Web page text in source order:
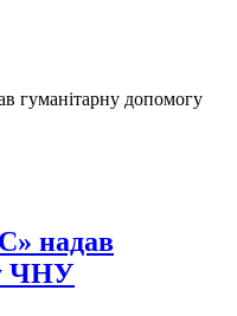
допомогу
надав
ЧНУ